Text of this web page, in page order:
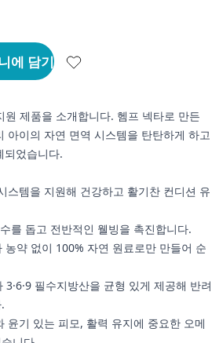
에 담기
제품을 소개합니다. 헴프 넥타로 만든
아이의 자연 면역 시스템을 탄탄하게 하고
되었습니다.
스템을 지원해 건강하고 활기찬 컨디션 유
를 돕고 전반적인 웰빙을 촉진합니다.
농약 없이 100% 자연 원료로만 만들어 순
3·6·9 필수지방산을 균형 있게 제공해 반려
윤기 있는 피모, 활력 유지에 중요한 오메